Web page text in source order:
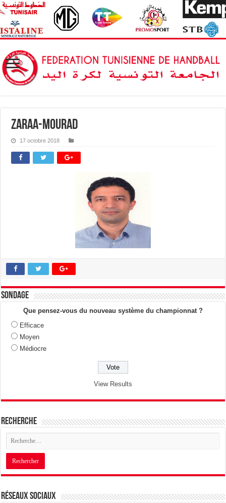
ZARAA-MOURAD
17 octobre 2018
Sondage
Que pensez-vous du nouveau système du championnat ?
Efficace
Moyen
Médiocre
View Results
Recherche
Réseaux sociaux